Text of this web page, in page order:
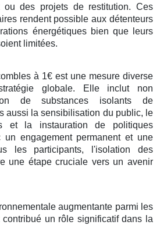
des projets de restitution. Ces
rendent possible aux détenteurs
énergétiques bien que leurs
limitées.
à 1€ est une mesure diverse
globale. Elle inclut non
de substances isolants de
aussi la sensibilisation du public, le
et la instauration de politiques
un engagement permanent et une
les participants, l'isolation des
une étape cruciale vers un avenir
augmentante parmi les
un rôle significatif dans la